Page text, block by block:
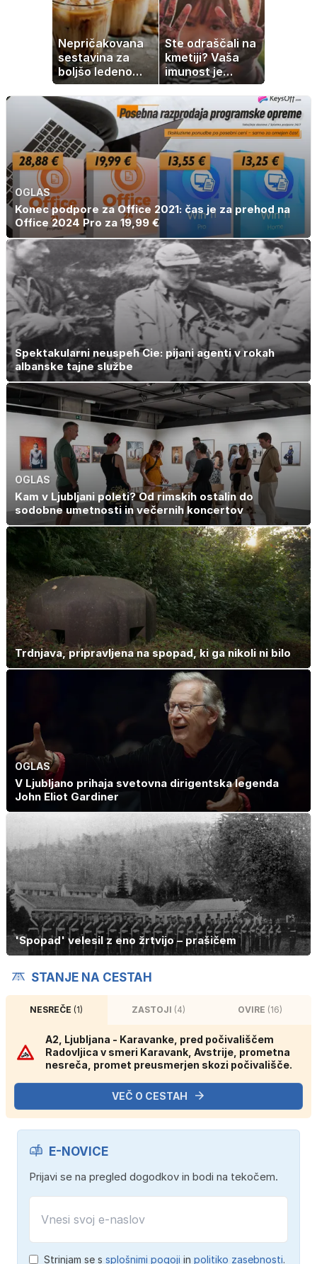
Nepričakovana
sestavina za
boljšo ledeno
kavo, ki jo imate
zagotovo doma
Ste odraščali na
kmetiji? Vaša
imunost je
verjetno
močnejša
OGLAS
Konec podpore za Office 2021: čas je za prehod na
Office 2024 Pro za 19,99 €
Spektakularni neuspeh Cie: pijani agenti v rokah
albanske tajne službe
OGLAS
Kam v Ljubljani poleti? Od rimskih ostalin do
sodobne umetnosti in večernih koncertov
Trdnjava, pripravljena na spopad, ki ga nikoli ni bilo
OGLAS
V Ljubljano prihaja svetovna dirigentska legenda
John Eliot Gardiner
'Spopad' velesil z eno žrtvijo – prašičem
STANJE NA CESTAH
NESREČE(1) ZASTOJI (4) OVIRE (16)
A2, Ljubljana - Karavanke, pred počivališčem
Radovljica v smeri Karavank, Avstrije, prometna
nesreča, promet preusmerjen skozi počivališče.
VEČ O CESTAH
E-NOVICE
Prijavi se na pregled dogodkov in bodi na tekočem.
Strinjam se s splošnimi pogoji in politiko zasebnosti.